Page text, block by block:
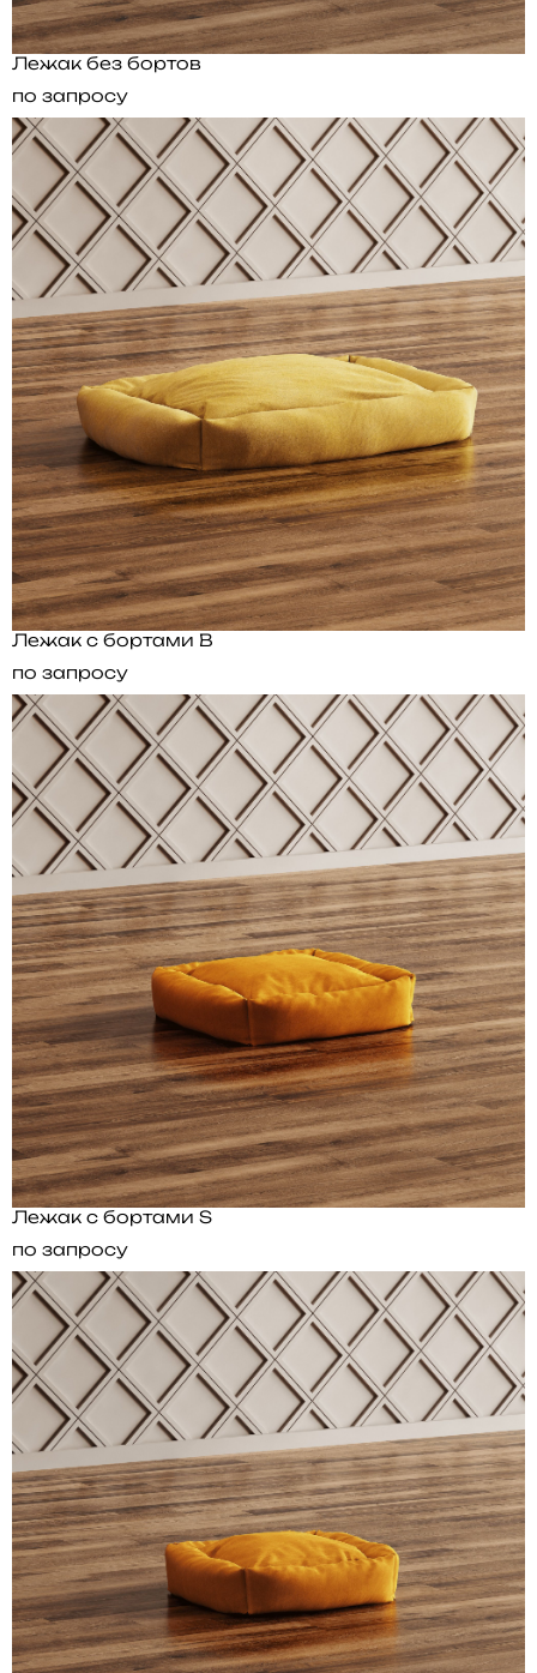
Лежак без бортов
по запросу
Лежак с бортами B
по запросу
Лежак с бортами S
по запросу